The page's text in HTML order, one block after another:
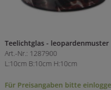
Teelichtglas - leopardenmuster
Art.-Nr.: 1287900
L:10cm B:10cm H:10cm
Für Preisangaben bitte einloggen!